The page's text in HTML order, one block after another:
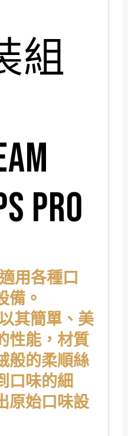
組
PRO
用各種口
備。
其簡單、美
性能，材質
般的柔順絲
口味的細
原始口味設